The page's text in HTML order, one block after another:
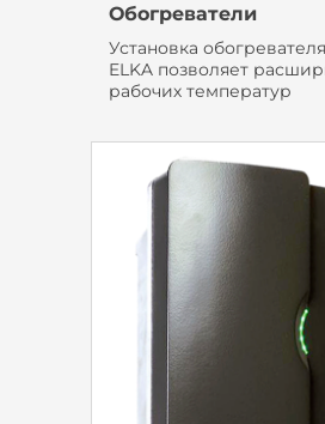
Обогреватели
Установка
ELKA позволяет
рабочих температур